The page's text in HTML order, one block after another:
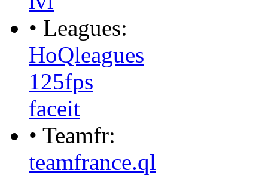
• Leagues:
HoQleagues
125fps
faceit
• Teamfr:
teamfrance.ql